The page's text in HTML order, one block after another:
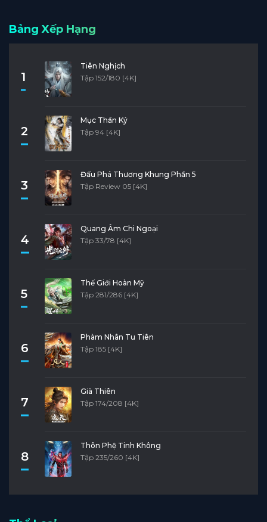
Bảng Xếp Hạng
1
Tiên Nghịch
Tập 152/180 [4K]
2
Mục Thần Ký
Tập 94 [4K]
3
Đấu Phá Thương Khung Phần 5
Tập Review 05 [4K]
4
Quang Âm Chi Ngoại
Tập 33/78 [4K]
5
Thế Giới Hoàn Mỹ
Tập 281/286 [4K]
6
Phàm Nhân Tu Tiên
Tập 185 [4K]
7
Già Thiên
Tập 174/208 [4K]
8
Thôn Phệ Tinh Không
Tập 235/260 [4K]